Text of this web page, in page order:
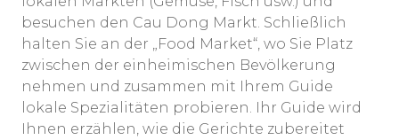
besuchen den Cau Dong Markt. Schließlich
halten Sie an der „Food Market“, wo Sie Platz
zwischen der einheimischen Bevölkerung
nehmen und zusammen mit Ihrem Guide
lokale Spezialitäten probieren. Ihr Guide wird
Ihnen erzählen, wie die Gerichte zubereitet